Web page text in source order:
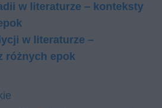
w literaturze – konteksty
w literaturze –
różnych epok